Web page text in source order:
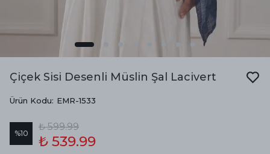
Çiçek Sisi Desenli Müslin Şal Lacivert
Ürün Kodu: EMR-1533
%10
₺ 599.99
₺ 539.99